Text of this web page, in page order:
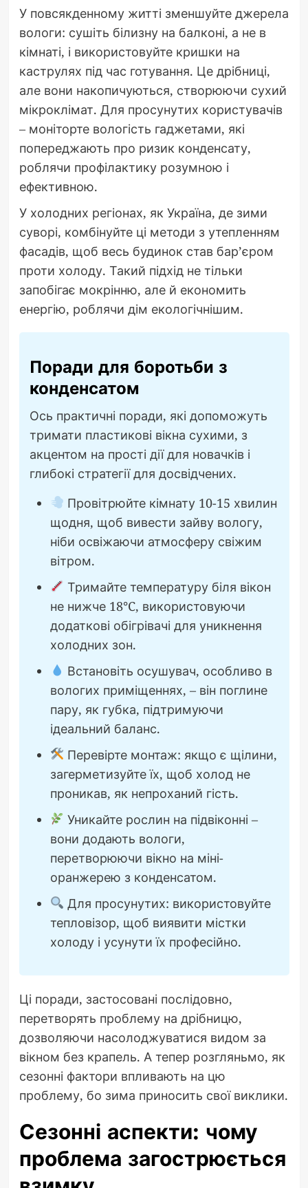
У повсякденному житті зменшуйте джерела
вологи: сушіть білизну на балконі, а не в
кімнаті, і використовуйте кришки на
каструлях під час готування. Це дрібниці,
але вони накопичуються, створюючи сухий
мікроклімат. Для просунутих користувачів
– моніторте вологість гаджетами, які
попереджають про ризик конденсату,
роблячи профілактику розумною і
ефективною.
У холодних регіонах, як Україна, де зими
суворі, комбінуйте ці методи з утепленням
фасадів, щоб весь будинок став бар’єром
проти холоду. Такий підхід не тільки
запобігає мокрінню, але й економить
енергію, роблячи дім екологічнішим.
Поради для боротьби з
конденсатом
Ось практичні поради, які допоможуть
тримати пластикові вікна сухими, з
акцентом на прості дії для новачків і
глибокі стратегії для досвідчених.
Провітрюйте кімнату 10-15 хвилин
щодня, щоб вивести зайву вологу,
ніби освіжаючи атмосферу свіжим
вітром.
Тримайте температуру біля вікон
не нижче 18°C, використовуючи
додаткові обігрівачі для уникнення
холодних зон.
Встановіть осушувач, особливо в
вологих приміщеннях, – він поглине
пару, як губка, підтримуючи
ідеальний баланс.
Перевірте монтаж: якщо є щілини,
загерметизуйте їх, щоб холод не
проникав, як непроханий гість.
Уникайте рослин на підвіконні –
вони додають вологи,
перетворюючи вікно на міні-
оранжерею з конденсатом.
Для просунутих: використовуйте
тепловізор, щоб виявити містки
холоду і усунути їх професійно.
Ці поради, застосовані послідовно,
перетворять проблему на дрібницю,
дозволяючи насолоджуватися видом за
вікном без крапель. А тепер розгляньмо, як
сезонні фактори впливають на цю
проблему, бо зима приносить свої виклики.
Сезонні аспекти: чому
проблема загострюється